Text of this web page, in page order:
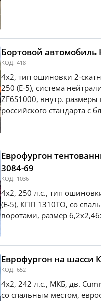
Бортовой
КОД: 418
4х2, тип ошиновки 2-
250 (Е-5), система
ZF6S1000, внутр.
российского стандарта с
Еврофургон тентованный K7B002 на шасси КАМАЗ 4308-
3084-69
КОД: 1036
4х2, 250 л.с., тип
(Е-5), КПП 1310ТО, со
воротами, размер
Еврофургон на шасси
КОД: 652
4х2, 242 л.с., МКБ, дв.
со спальным местом,